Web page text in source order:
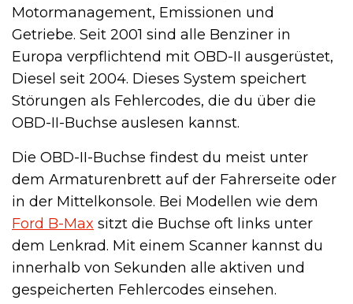
Motormanagement, Emissionen und
Getriebe. Seit 2001 sind alle Benziner in
Europa verpflichtend mit OBD-II ausgerüstet,
Diesel seit 2004. Dieses System speichert
Störungen als Fehlercodes, die du über die
OBD-II-Buchse auslesen kannst.
Die OBD-II-Buchse findest du meist unter
dem Armaturenbrett auf der Fahrerseite oder
in der Mittelkonsole. Bei Modellen wie dem
Ford B-Max sitzt die Buchse oft links unter
dem Lenkrad. Mit einem Scanner kannst du
innerhalb von Sekunden alle aktiven und
gespeicherten Fehlercodes einsehen.